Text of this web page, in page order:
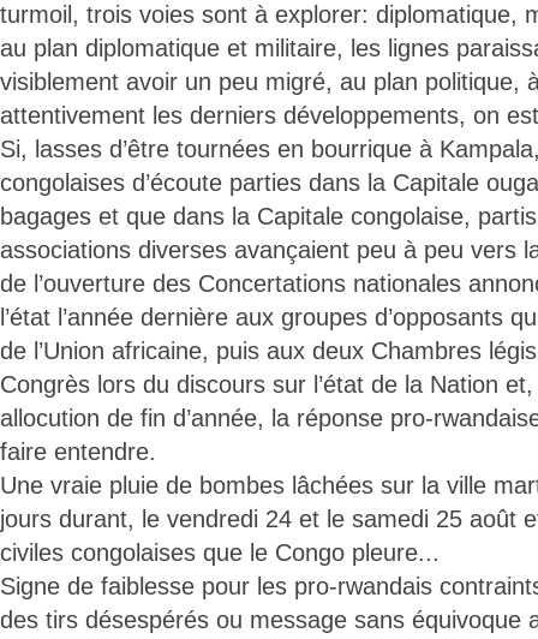
turmoil, trois voies sont à explorer: diplomatique,
au plan diplomatique et militaire, les lignes
visiblement avoir un peu migré, au plan politique,
attentivement les derniers développements, on
Si, lasses d’être tournées en bourrique à
congolaises d’écoute parties dans la Capitale
bagages et que dans la Capitale congolaise,
associations diverses avançaient peu à peu vers
de l’ouverture des Concertations nationales
l’état l’année dernière aux groupes d’opposants
de l’Union africaine, puis aux deux Chambres
Congrès lors du discours sur l’état de la Nation
allocution de fin d’année, la réponse pro-
faire entendre.
Une vraie pluie de bombes lâchées sur la ville
jours durant, le vendredi 24 et le samedi 25 août
civiles congolaises que le Congo pleure...
Signe de faiblesse pour les pro-rwandais
des tirs désespérés ou message sans équivoque